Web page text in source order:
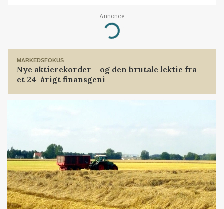
Annonce
Loading...
MARKEDSFOKUS
Nye aktierekorder – og den brutale lektie fra
et 24-årigt finansgeni